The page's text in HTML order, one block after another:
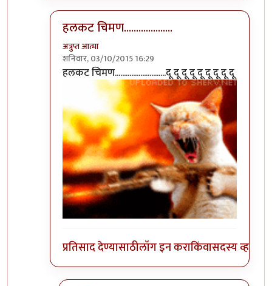
हलकट चिमण....................
अत्रुप्त आत्मा
शनिवार, 03/10/2015 16:29
In reply toगुरुजींना गुढगा पण हवाय काbyकॅप्टन जॅक
हलकट चिमण............................दू दू दू दू दू दू दू दू दू
प्रतिसाद देण्यासाठीलॉग इन कराकिंवासदस्य व्हा